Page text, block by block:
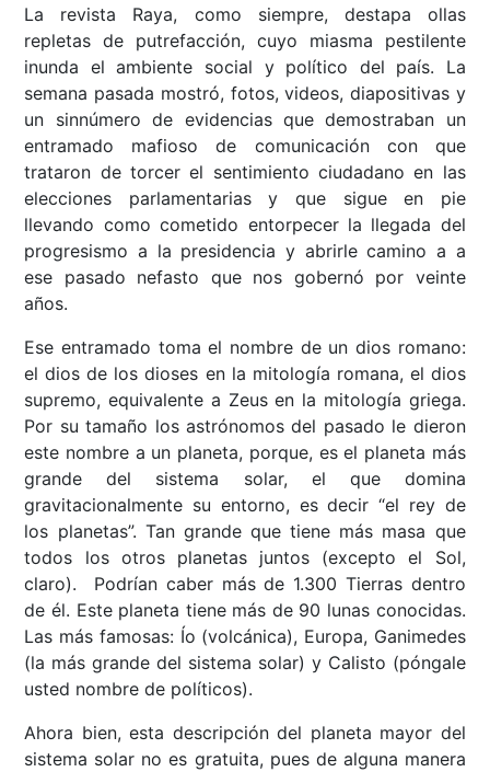
La revista Raya, como siempre, destapa ollas
repletas de putrefacción, cuyo miasma pestilente
inunda el ambiente social y político del país. La
semana pasada mostró, fotos, videos, diapositivas y
un sinnúmero de evidencias que demostraban un
entramado mafioso de comunicación con que
trataron de torcer el sentimiento ciudadano en las
elecciones parlamentarias y que sigue en pie
llevando como cometido entorpecer la llegada del
progresismo a la presidencia y abrirle camino a a
ese pasado nefasto que nos gobernó por veinte
años.
Ese entramado toma el nombre de un dios romano:
el dios de los dioses en la mitología romana, el dios
supremo, equivalente a Zeus en la mitología griega.
Por su tamaño los astrónomos del pasado le dieron
este nombre a un planeta, porque, es el planeta más
grande del sistema solar, el que domina
gravitacionalmente su entorno, es decir “el rey de
los planetas”. Tan grande que tiene más masa que
todos los otros planetas juntos (excepto el Sol,
claro). Podrían caber más de 1.300 Tierras dentro
de él. Este planeta tiene más de 90 lunas conocidas.
Las más famosas: Ío (volcánica), Europa, Ganimedes
(la más grande del sistema solar) y Calisto (póngale
usted nombre de políticos).
Ahora bien, esta descripción del planeta mayor del
sistema solar no es gratuita, pues de alguna manera